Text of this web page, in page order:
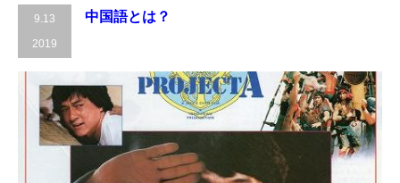
9.13
2019
中国語とは？